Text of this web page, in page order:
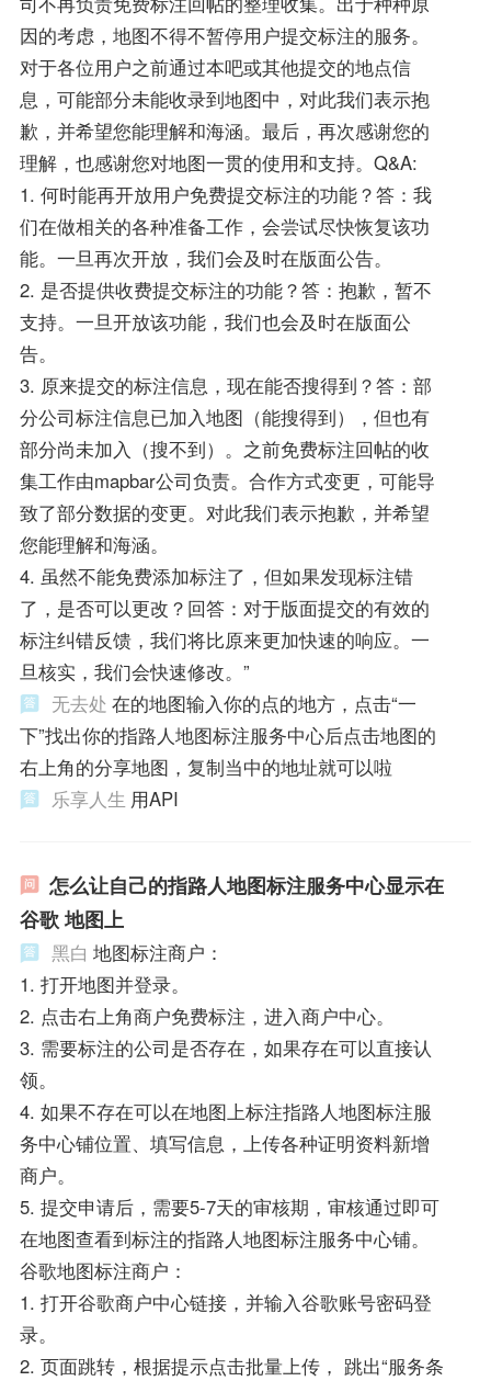
因的考虑，地图不得不暂停用户提交标注的服务。
对于各位用户之前通过本吧或其他提交的地点信
息，可能部分未能收录到地图中，对此我们表示抱
歉，并希望您能理解和海涵。最后，再次感谢您的
理解，也感谢您对地图一贯的使用和支持。Q&A:
1. 何时能再开放用户免费提交标注的功能？答：我
们在做相关的各种准备工作，会尝试尽快恢复该功
能。一旦再次开放，我们会及时在版面公告。
2. 是否提供收费提交标注的功能？答：抱歉，暂不
支持。一旦开放该功能，我们也会及时在版面公
告。
3. 原来提交的标注信息，现在能否搜得到？答：部
分公司标注信息已加入地图（能搜得到），但也有
部分尚未加入（搜不到）。之前免费标注回帖的收
集工作由mapbar公司负责。合作方式变更，可能导
致了部分数据的变更。对此我们表示抱歉，并希望
您能理解和海涵。
4. 虽然不能免费添加标注了，但如果发现标注错
了，是否可以更改？回答：对于版面提交的有效的
标注纠错反馈，我们将比原来更加快速的响应。一
旦核实，我们会快速修改。”
无去处 在的地图输入你的点的地方，点击“一
下”找出你的指路人地图标注服务中心后点击地图的
右上角的分享地图，复制当中的地址就可以啦
乐享人生 用API
怎么让自己的指路人地图标注服务中心显示在
谷歌 地图上
黑白 地图标注商户：
1. 打开地图并登录。
2. 点击右上角商户免费标注，进入商户中心。
3. 需要标注的公司是否存在，如果存在可以直接认
领。
4. 如果不存在可以在地图上标注指路人地图标注服
务中心铺位置、填写信息，上传各种证明资料新增
商户。
5. 提交申请后，需要5-7天的审核期，审核通过即可
在地图查看到标注的指路人地图标注服务中心铺。
谷歌地图标注商户：
1. 打开谷歌商户中心链接，并输入谷歌账号密码登
录。
2. 页面跳转，根据提示点击批量上传， 跳出“服务条